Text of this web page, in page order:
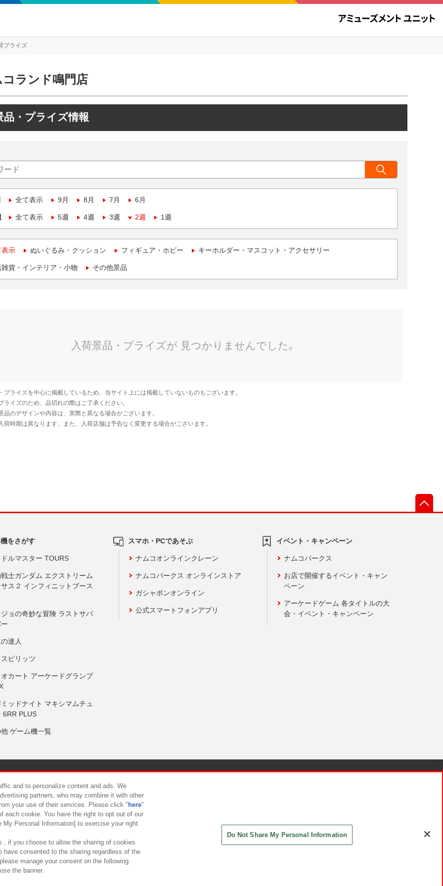
プライズ
ランド鳴門店
品・プライズ情報
全て表示 9月 8月 7月 6月
全て表示 5週 4週 3週 2週 1週
表示 ぬいぐるみ・クッション フィギュア・ホビー キーホルダー・マスコット・アクセサリー
貨・インテリア・小物 その他景品
をさがす
ルマスター TOURS
士ガンダム エクストリーム
ス２ インフィニットブース
ョの奇妙な冒険 ラストサバ
達人
ピリッツ
カート アーケードグランプ
ッドナイト マキシマムチュ
6RR PLUS
ゲーム機一覧
スマホ・PCであそぶ
ナムコオンラインクレーン
ナムコパークス オンラインストア
ガシャポンオンライン
公式スマートフォンアプリ
イベント・キャンペーン
ナムコパークス
お店で開催するイベント・キャン
ペーン
アーケードゲーム 各タイトルの大
会・イベント・キャンペーン
について カスタマーハラスメント対応方針
and to personalize content and ads. We
partners, who may combine it with other
your use of their services. Please click " here"
each cookie. You have the right to opt out of our
Personal Information] to exercise your right.
, if you choose to allow the sharing of cookies
have consented to the sharing regardless of the
manage your consent on the following
the banner.
Do Not Share My Personal Information